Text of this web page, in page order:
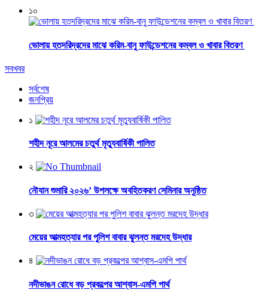
১০
ভোলায় হতদরিদ্রদের মাঝে করিম-বানু ফাউন্ডেশনের কম্বল ও খাবার বিতরণ
সবখবর
সর্বশেষ
জনপ্রিয়
১
শহীদ নূরে আলমের চতুর্থ মৃত্যুবার্ষিকী পালিত
২
নৌযান শুমারি ২০২৬’ উপলক্ষে অবহিতকরণ সেমিনার অনুষ্ঠিত
৩
মেয়ের আত্মহত্যার পর পুলিশ বাবার ঝুলন্ত মরদেহ উদ্ধার
৪
নদীভাঙন রোধে বড় প্রকল্পের আশ্বাস-এমপি পার্থ